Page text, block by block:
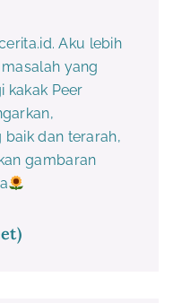
Aku lebih
yang
kakak Peer
dan terarah,
gambaran